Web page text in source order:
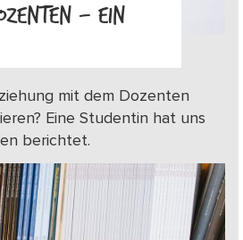
– EIN
mit dem Dozenten
Eine Studentin hat uns
berichtet.